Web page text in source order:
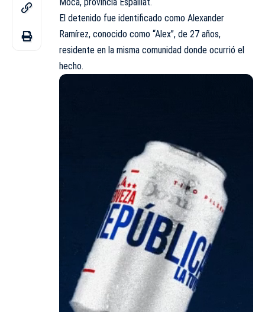
El detenido fue identificado como Alexander
Ramírez, conocido como “Alex”, de 27 años,
residente en la misma comunidad donde ocurrió el
hecho.